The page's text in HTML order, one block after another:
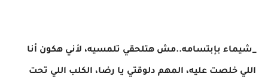
_شيماء بإبتسامه..مش هتلحقي تلمسيه، لأني هكون أنا
اللي خلصت عليه، المهم دلوقتي يا رضا، الكلب اللي تحت